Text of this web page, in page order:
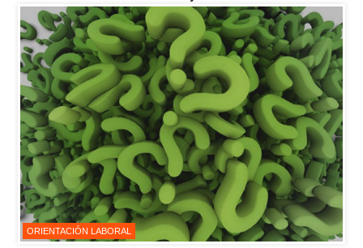
ORIENTACIÓN LABORAL